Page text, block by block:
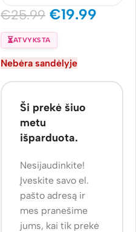
€25.99 €19.99
⏳ATVYKSTA
Nebėra sandėlyje
Ši prekė šiuo
metu
išparduota.
Nesijaudinkite!
Įveskite savo el.
pašto adresą ir
mes pranešime
jums, kai tik prekė